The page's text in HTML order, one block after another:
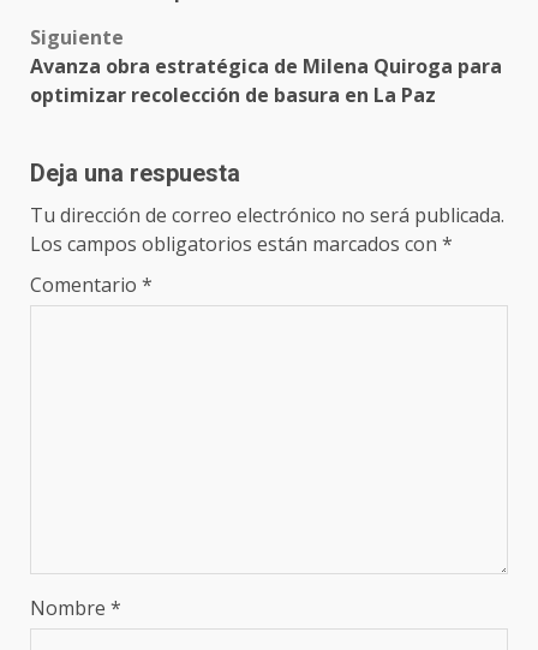
Siguiente
Avanza obra estratégica de Milena Quiroga para
optimizar recolección de basura en La Paz
Deja una respuesta
Tu dirección de correo electrónico no será publicada.
Los campos obligatorios están marcados con *
Comentario *
Nombre *